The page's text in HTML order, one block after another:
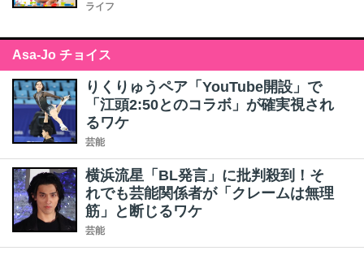
ライフ
Asa-Jo チョイス
りくりゅうペア「YouTube開設」で
「江頭2:50とのコラボ」が確実視され
るワケ
芸能
横浜流星「BL発言」に批判殺到！そ
れでも芸能関係者が「クレームは無理
筋」と断じるワケ
芸能